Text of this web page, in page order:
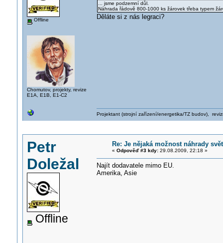
Offline
Chomutov, projekty, revize
E1A, E1B, E1-C2
... jsme podzemní důl.
Náhrada řádově 800-1000 ks žárovek třeba typem
Děláte si z nás legraci?
Projektant (strojní zařízení/energetika/TZ budov),
Petr
Doležal
Offline
Re: Je nějaká možnost náhrady
« Odpověď #3 kdy:29.08.2009, 22:18 »
Najít dodavatele mimo EU.
Amerika, Asie